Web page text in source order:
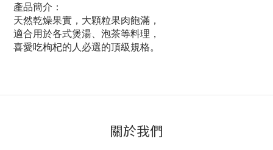
產品簡介：
天然乾燥果實，大顆粒果肉飽滿，
適合用於各式煲湯、泡茶等料理，
喜愛吃枸杞的人必選的頂級規格。
關於我們